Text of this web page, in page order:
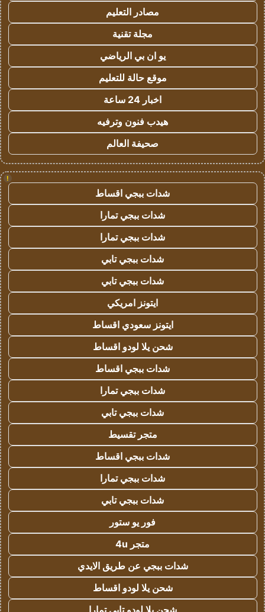
مصادر التعليم
مجلة تقنية
يو ان بي الرياضي
موقع حالة للتعليم
اخبار 24 ساعة
هيدب فنون وترفيه
صحيفة العالم
!
شدات ببجي اقساط
شدات ببجي تمارا
شدات ببجي تمارا
شدات ببجي تابي
شدات ببجي تابي
ايتونز امريكي
ايتونز سعودي اقساط
شحن يلا لودو اقساط
شدات ببجي اقساط
شدات ببجي تمارا
شدات ببجي تابي
متجر تقسيط
شدات ببجي اقساط
شدات ببجي تمارا
شدات ببجي تابي
فور يو ستور
متجر 4u
شدات ببجي عن طريق الايدي
شحن يلا لودو اقساط
شحن يلا لودو تابي تمارا